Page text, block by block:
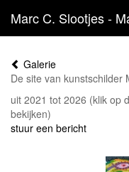
Marc C. Slootjes -
Galerie
De site van kunstschilder
uit 2021 tot 2026 (klik op
bekijken)
stuur een bericht